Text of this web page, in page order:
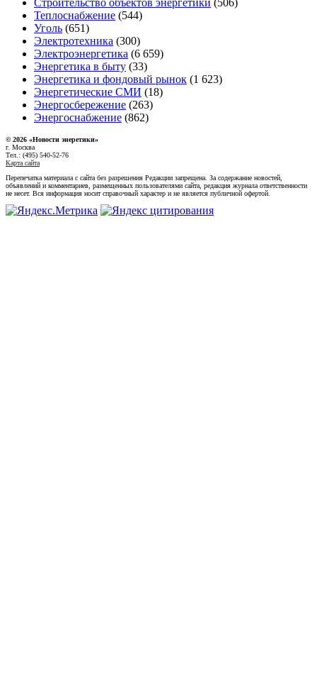
Теплоснабжение (544)
Уголь (651)
Электротехника (300)
Электроэнергетика (6 659)
Энергетика в быту (33)
Энергетика и фондовый рынок (1 623)
Энергетические СМИ (18)
Энергосбережение (263)
Энергоснабжение (862)
© 2026 «Новости энеретики»
г. Москва
Тел.: (495) 540-52-76
Карта сайта
Перепечатка материала с сайта без разрешения Редакции запрещена. За содержание новостей,
объявлений и комментариев, размещенных пользователями сайта, редакция журнала ответственности
не несет. Вся информация носит справочный характер и не является публичной офертой.